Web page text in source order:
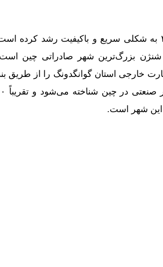
را و ۴۰٪ از تجارت خارجی استان گوانگدونگ را
این شهر است.